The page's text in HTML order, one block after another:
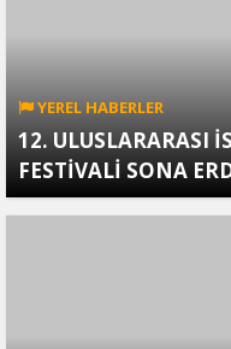
YEREL HABERLER
12. ULUSLARARASI
FESTİVALİ SONA